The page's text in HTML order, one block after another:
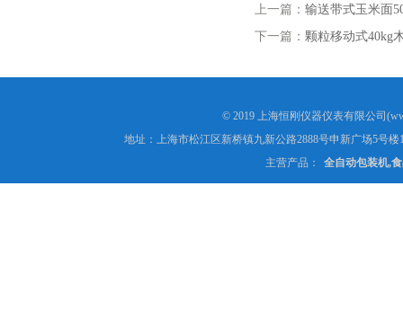
上一篇： 输送带式玉米面
下一篇： 颗粒移动式40kg
© 2019 上海恒刚仪器仪表有限公司
地址：上海市松江区新桥镇九新公路2888号申新广场5号楼
主营产品：
全自动包装机,